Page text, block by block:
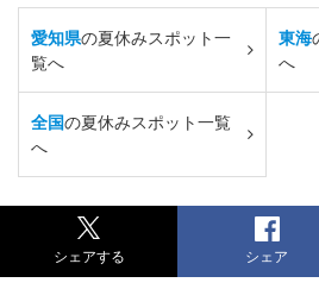
愛知県の夏休みスポット一
覧へ
東海
へ
全国の夏休みスポット一覧
へ
シェアする シェア